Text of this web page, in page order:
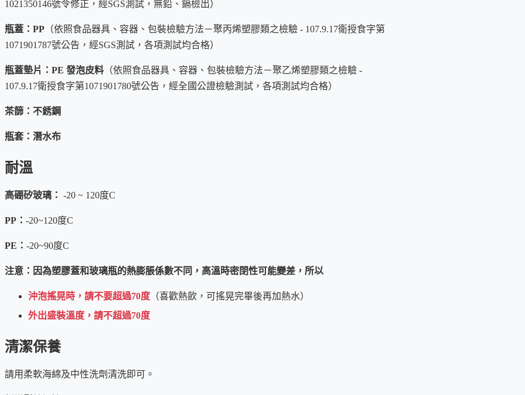
透明杯身，可觀察抹茶粉是否充分搖勻
透明度更高，更美觀，也更安全
附刻度，更容易掌握水量
1021350146號令修正，經SGS測試，無鉛、鎘檢出）
瓶蓋：PP （依照食品器具、容器、包裝檢驗方法－聚丙烯塑膠類之檢驗 - 107.9.17衛授食字第
1071901787號公告，經SGS測試，各項測試均合格）
瓶蓋墊片：PE 發泡皮料 （依照食品器具、容器、包裝檢驗方法－聚乙烯塑膠類之檢驗 -
107.9.17衛授食字第1071901780號公告，經全國公證檢驗測試，各項測試均合格）
茶篩：不銹鋼
瓶套：潛水布
耐溫
高硼矽玻璃 ： -20 ~ 120度C
PP： -20~120度C
PE： -20~90度C
注意： 因為塑膠蓋和玻璃瓶的熱膨脹係數不同，高溫時密閉性可能變差，所以
沖泡搖晃時，請不要超過70度 （喜歡熱飲，可搖晃完畢後再加熱水）
外出盛裝溫度，請不超過70度
清潔保養
請用柔軟海綿及中性洗劑清洗即可。